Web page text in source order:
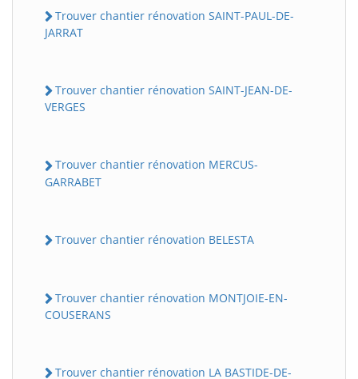
Trouver chantier rénovation SAINT-PAUL-DE-
JARRAT
Trouver chantier rénovation SAINT-JEAN-DE-
VERGES
Trouver chantier rénovation MERCUS-
GARRABET
Trouver chantier rénovation BELESTA
Trouver chantier rénovation MONTJOIE-EN-
COUSERANS
Trouver chantier rénovation LA BASTIDE-DE-